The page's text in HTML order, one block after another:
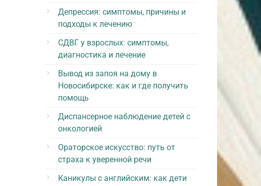
Депрессия: симптомы, причины и
подходы к лечению
СДВГ у взрослых: симптомы,
диагностика и лечение
Вывод из запоя на дому в
Новосибирске: как и где получить
помощь
Диспансерное наблюдение детей с
онкологией
Ораторское искусство: путь от
страха к уверенной речи
Каникулы с английским: как дети